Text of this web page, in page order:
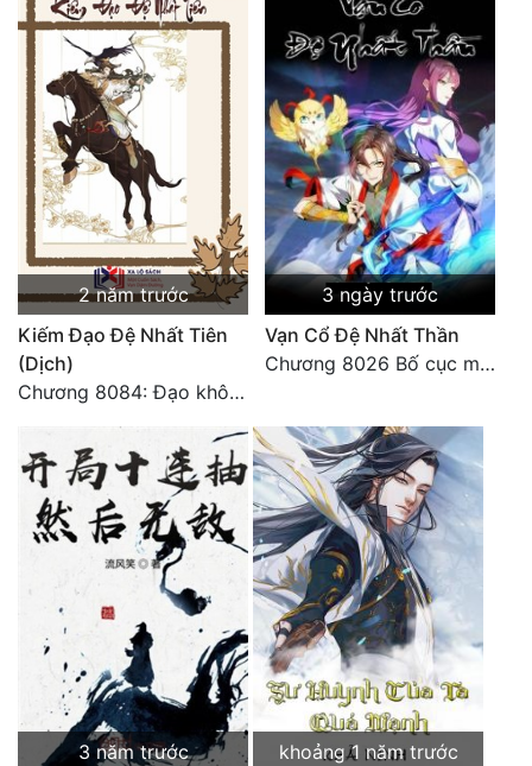
Quân Sự
Sảng Văn
Sắc
Sủng
Thanh Xuân
Tiên Hiệp
Tiểu Thuyết
Trinh Thám
Trùng Sinh
Trọng Sinh
Tội Phạm
Vô Địch
Võ Hiệp
2 năm trước
Kiếm Đạo Đệ Nhất Tiên
(Dịch)
Chương 8084: Đạo không bờ bến (Đại kết cục) (10)
3 ngày trước
Vạn Cổ Đệ Nhất Thần
Chương 8026 Bố cục mới
3 năm trước
khoảng 1 năm trước